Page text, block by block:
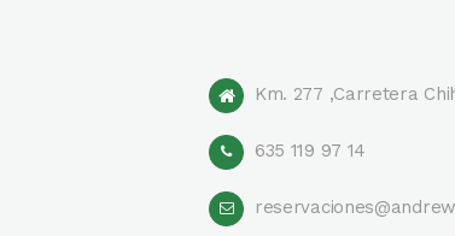
Km. 277 ,Carretera
635 119 97 14